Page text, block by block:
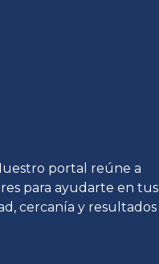
portal reúne a
para ayudarte en tus
cercanía y resultados